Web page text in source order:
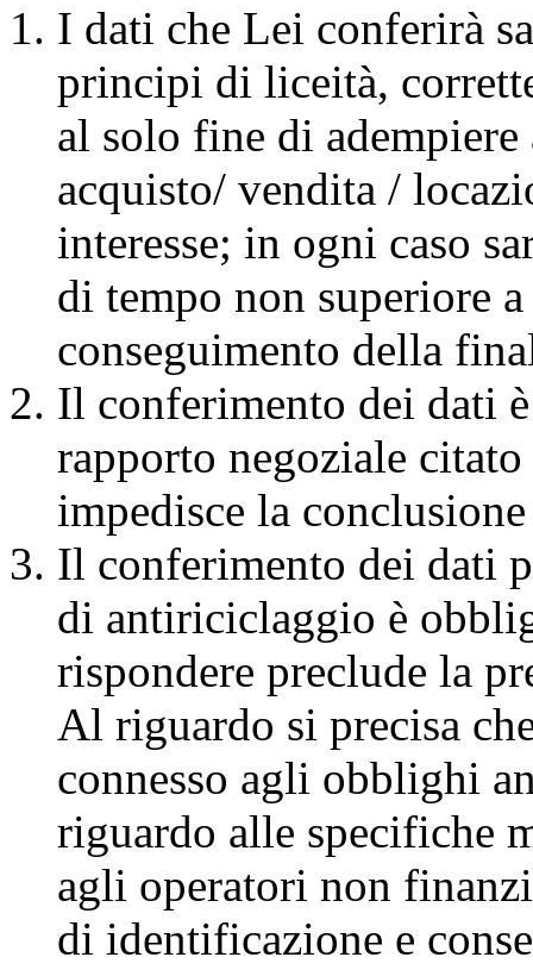
I dati che Lei conferirà
principi di liceità,
al solo fine di
acquisto/ vendita /
interesse; in ogni caso
di tempo non superiore
conseguimento della
Il conferimento dei dati
rapporto negoziale
impedisce la
Il conferimento dei dati
di antiriciclaggio è
rispondere preclude la
Al riguardo si precisa
connesso agli obblighi
riguardo alle specifiche
agli operatori non
di identificazione e